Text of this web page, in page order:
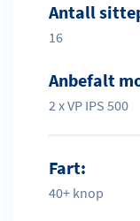
Antall
16
Anbefalt
2 x VP IPS 500
Fart:
40+ knop